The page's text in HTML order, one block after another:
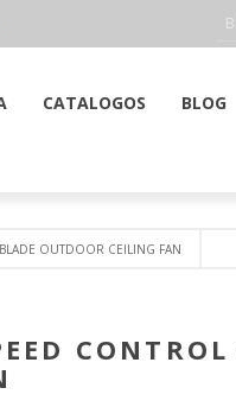
CATALOGOS
BLOG
OUTDOOR CEILING FAN